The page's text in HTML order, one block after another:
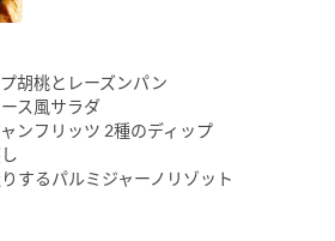
胡桃とレーズンパン
ス風サラダ
ンフリッツ 2種のディップ
するパルミジャーノリゾット